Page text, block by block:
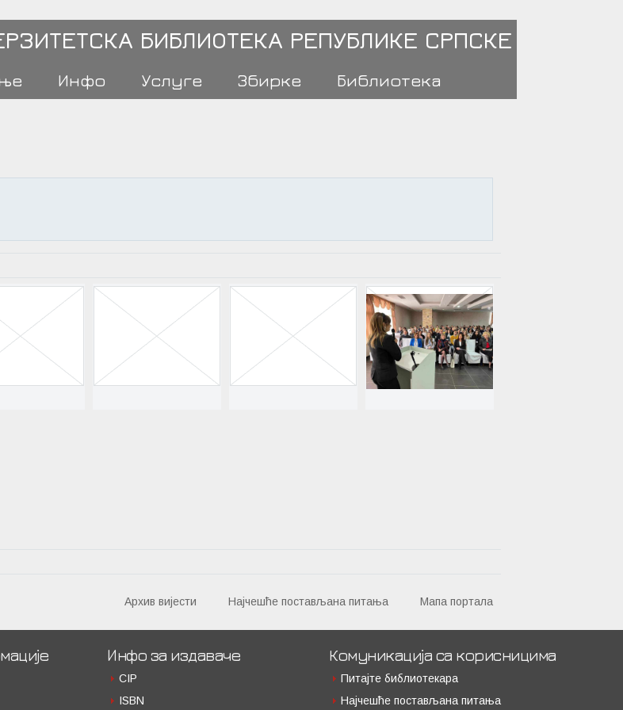
БИБЛИОТЕКА РЕПУБЛИКЕ СРПСКЕ
Инфо Услуге Збирке Библиотека
Архив вијести Најчешће постављана питања Мапа портала
Инфо за издаваче
CIP
ISBN
Комуникација са корисницима
Питајте библиотекара
Најчешће постављана питања